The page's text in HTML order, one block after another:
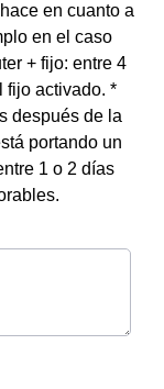
en cuanto a
en el caso
+ fijo: entre 4
fijo activado. *
después de la
portando un
1 o 2 días